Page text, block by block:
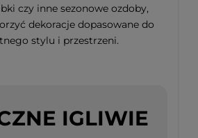
czy inne sezonowe ozdoby,
dekoracje dopasowane do
stylu i przestrzeni.
IGLIWIE